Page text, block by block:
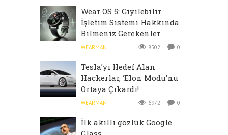
Wear OS 5: Giyilebilir
İşletim Sistemi Hakkında
Bilmeniz Gerekenler
WEARMAN 8502 0
Tesla’yı Hedef Alan
Hackerlar, ‘Elon Modu’nu
Ortaya Çıkardı!
WEARMAN 6972 0
İlk akıllı gözlük Google